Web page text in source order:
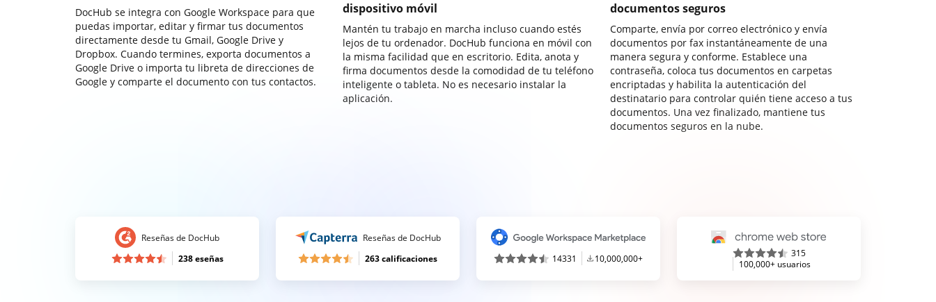
DocHub se integra con Google Workspace para que
puedas importar, editar y firmar tus documentos
directamente desde tu Gmail, Google Drive y
Dropbox. Cuando termines, exporta documentos a
Google Drive o importa tu libreta de direcciones de
Google y comparte el documento con tus contactos.
dispositivo móvil
Mantén tu trabajo en marcha incluso cuando estés
lejos de tu ordenador. DocHub funciona en móvil con
la misma facilidad que en escritorio. Edita, anota y
firma documentos desde la comodidad de tu teléfono
inteligente o tableta. No es necesario instalar la
aplicación.
documentos seguros
Comparte, envía por correo electrónico y envía
documentos por fax instantáneamente de una
manera segura y conforme. Establece una
contraseña, coloca tus documentos en carpetas
encriptadas y habilita la autenticación del
destinatario para controlar quién tiene acceso a tus
documentos. Una vez finalizado, mantiene tus
documentos seguros en la nube.
Reseñas de DocHub
238 eseñas
Reseñas de DocHub
263 calificaciones
14331 10,000,000+
315
100,000+ usuarios